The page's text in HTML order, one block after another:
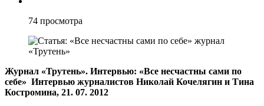
74 просмотра
Журнал «Трутень». Интервью: «Все несчастны сами по
себе» Интервью журналистов Николай Кочелягин и Тина
Костромина, 21. 07. 2012